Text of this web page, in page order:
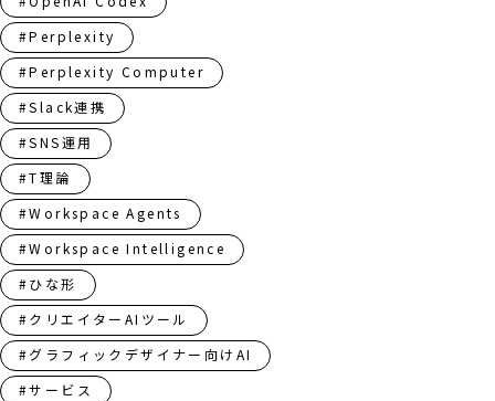
#Perplexity
#Perplexity Computer
#Slack連携
#SNS運用
#T理論
#Workspace Agents
#Workspace Intelligence
#ひな形
#クリエイターAIツール
#グラフィックデザイナー向けAI
#サービス